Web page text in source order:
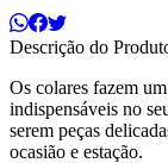
Descrição do
Os colares fazem
indispensáveis no
serem peças
ocasião e estação.